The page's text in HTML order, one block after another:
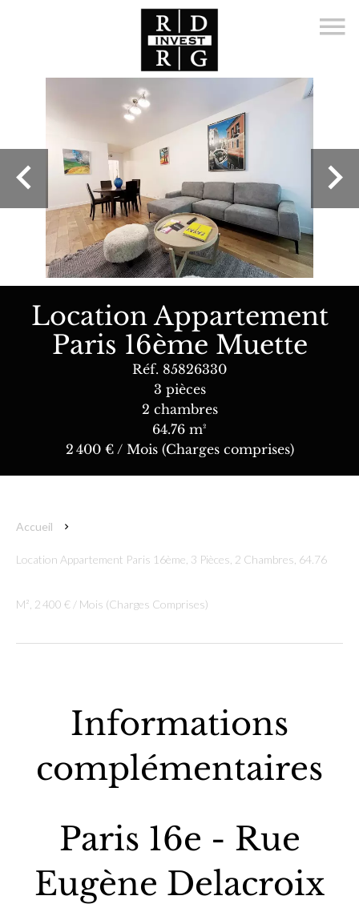
Location Appartement
Paris 16ème Muette
Réf. 85826330
3 pièces
2 chambres
64.76 m²
2 400 € / Mois (Charges comprises)
Accueil
Location Appartement Paris 16ème, 3 Pièces, 2 Chambres, 64.76
M², 2 400 € / Mois (Charges Comprises)
Informations
complémentaires
Paris 16e - Rue
Eugène Delacroix